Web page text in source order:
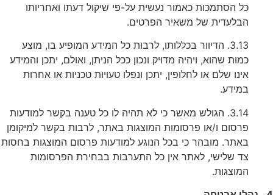
כל הסתמכות כאמור נעשית על-פי שיקול דעתו ואחריותו
הבלעדית של משאיר הפרטים.
3.13. הדיוור בכללותו, לרבות כל המידע המופיע בו, מוצע
כמות שהוא, ויהיה מדויק ונכון ככל הניתן, ואולם, יתכן והמידע
אינו שלם או לחלופין, יתכן ונפלו טעויות טכניות או אחרות
במידע.
3.14. הגולש מאשר כי לא תהיה לו כל טענה בקשר למודעות
פרסום ו/או פרסומות המוצגות באתר, לרבות בקשר למיקומן
באתר. מובהר כי בכל הנוגע למודעות פרסום המוצגות בחסות
צד שלישי, לאתר אין כל התערבות בבחירת הפרסומות
המוצגות.